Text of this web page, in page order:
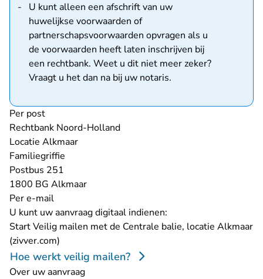
U kunt alleen een afschrift van uw
huwelijkse voorwaarden of
partnerschapsvoorwaarden opvragen als u
de voorwaarden heeft laten inschrijven bij
een rechtbank. Weet u dit niet meer zeker?
Vraagt u het dan na bij uw notaris.
Per post
Rechtbank Noord-Holland
Locatie Alkmaar
Familiegriffie
Postbus 251
1800 BG Alkmaar
Per e-mail
U kunt uw aanvraag digitaal indienen:
StartVeilig mailen met de Centrale balie, locatie Alkmaar
(zivver.com)
Hoe werkt veilig mailen?
Over uw aanvraag